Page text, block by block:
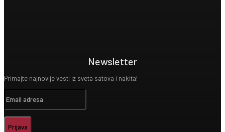
Newsletter
Primajte najnovije vesti iz sveta satova i nakita!
Prijava